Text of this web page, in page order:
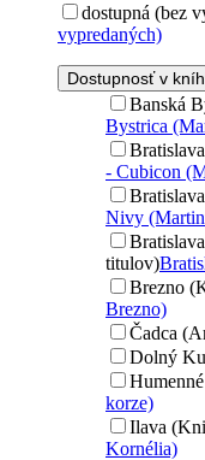
dostupná (bez
vypredaných)
Dostupnosť v
Banská
Bystrica
- Cubicon
Nivy
titulov)
Brezno
Brezno)
Čadca
Dolný
korze)
Ilava
Kornélia)